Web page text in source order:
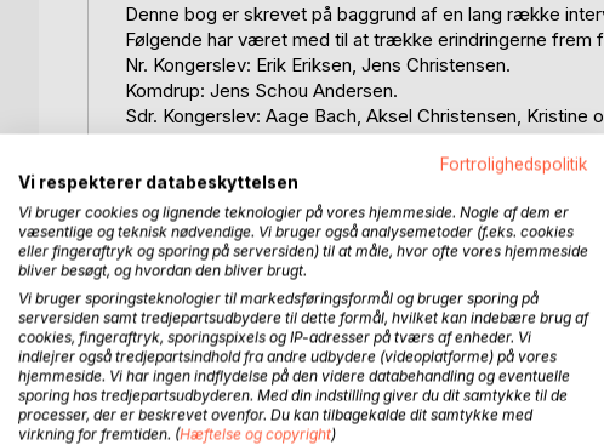
Denne bog er skrevet på baggrund af en lang række
Følgende har været med til at trække erindringerne frem
Nr. Kongerslev: Erik Eriksen, Jens Christensen.
Komdrup: Jens Schou Andersen.
Sdr. Kongerslev: Aage Bach, Aksel Christensen, Kristine
Dokkedal: Theodor Larsen.
Mou: Optegnelser af N. C. Pedersen, Rigmor Sørensen.
Kærsholm: Edvard Skøtt, Valdemar Bach Jensen.
Gudumholm: Niels Krogh, Magda Solhøj Christensen.
Gudumlund: Carl Møller.
Gudum: Peter Hjelm.
Lillevorde: Laurids Klitgaard.
Sejlflod: Sine og Peter Kristensen, Søren Mortensen.
Storvorde: Charles Christensen.
Fortrolighedspolitik
Vi respekterer databeskyttelsen
Vi bruger cookies og lignende teknologier på vores hjemmeside. Nogle af dem er
væsentlige og teknisk nødvendige. Vi bruger også analysemetoder (f.eks. cookies
eller fingeraftryk og sporing på serversiden) til at måle, hvor ofte vores hjemmeside
bliver besøgt, og hvordan den bliver brugt.
Vi bruger sporingsteknologier til markedsføringsformål og bruger sporing på
serversiden samt tredjepartsudbydere til dette formål, hvilket kan indebære brug af
cookies, fingeraftryk, sporingspixels og IP-adresser på tværs af enheder. Vi
indlejrer også tredjepartsindhold fra andre udbydere (videoplatforme) på vores
hjemmeside. Vi har ingen indflydelse på den videre databehandling og eventuelle
sporing hos tredjepartsudbyderen. Med din indstilling giver du dit samtykke til de
processer, der er beskrevet ovenfor. Du kan tilbagekalde dit samtykke med
virkning for fremtiden. (Hæftelse og copyright)